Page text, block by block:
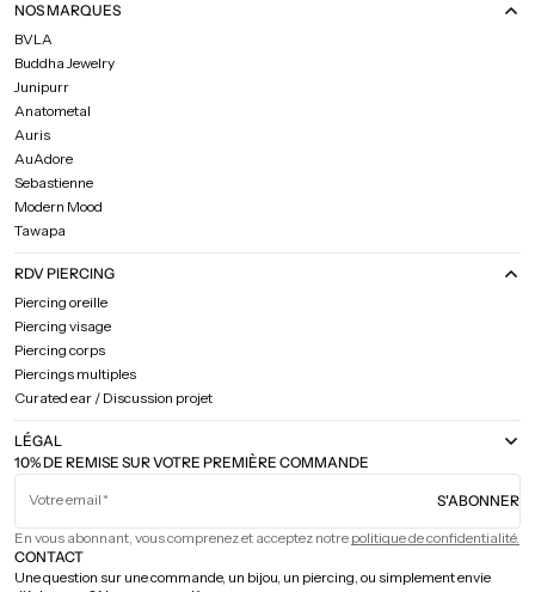
10% DE REMISE SUR VOTRE PREMIÈRE COMMANDE
Votre email S'ABONNER
En vous abonnant, vous comprenez et acceptez notre politique de confidentialité.
NOS MARQUES
BVLA
Buddha Jewelry
Junipurr
Anatometal
Auris
AuAdore
Sebastienne
Modern Mood
Tawapa
RDV PIERCING
Piercing oreille
Piercing visage
Piercing corps
Piercings multiples
Curated ear / Discussion projet
LÉGAL
CONTACT
Une question sur une commande, un bijou, un piercing, ou simplement envie